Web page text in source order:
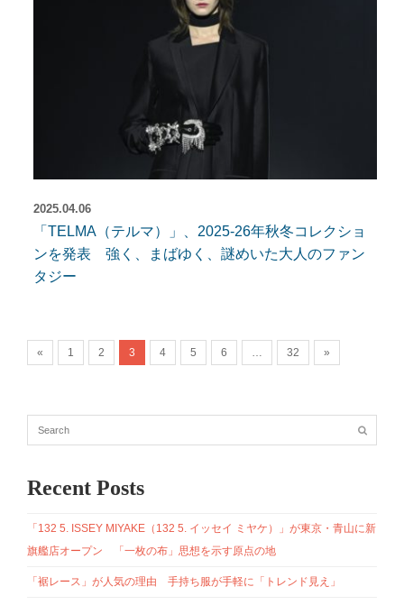
2025.04.06
「TELMA（テルマ）」、2025-26年秋冬コレクショ
ンを発表 強く、まばゆく、謎めいた大人のファン
タジー
« 1 2 3 4 5 6 … 32 »
Recent Posts
「132 5. ISSEY MIYAKE（132 5. イッセイ ミヤケ）」が東京・青山に新
旗艦店オープン 「一枚の布」思想を示す原点の地
「裾レース」が人気の理由 手持ち服が手軽に「トレンド見え」